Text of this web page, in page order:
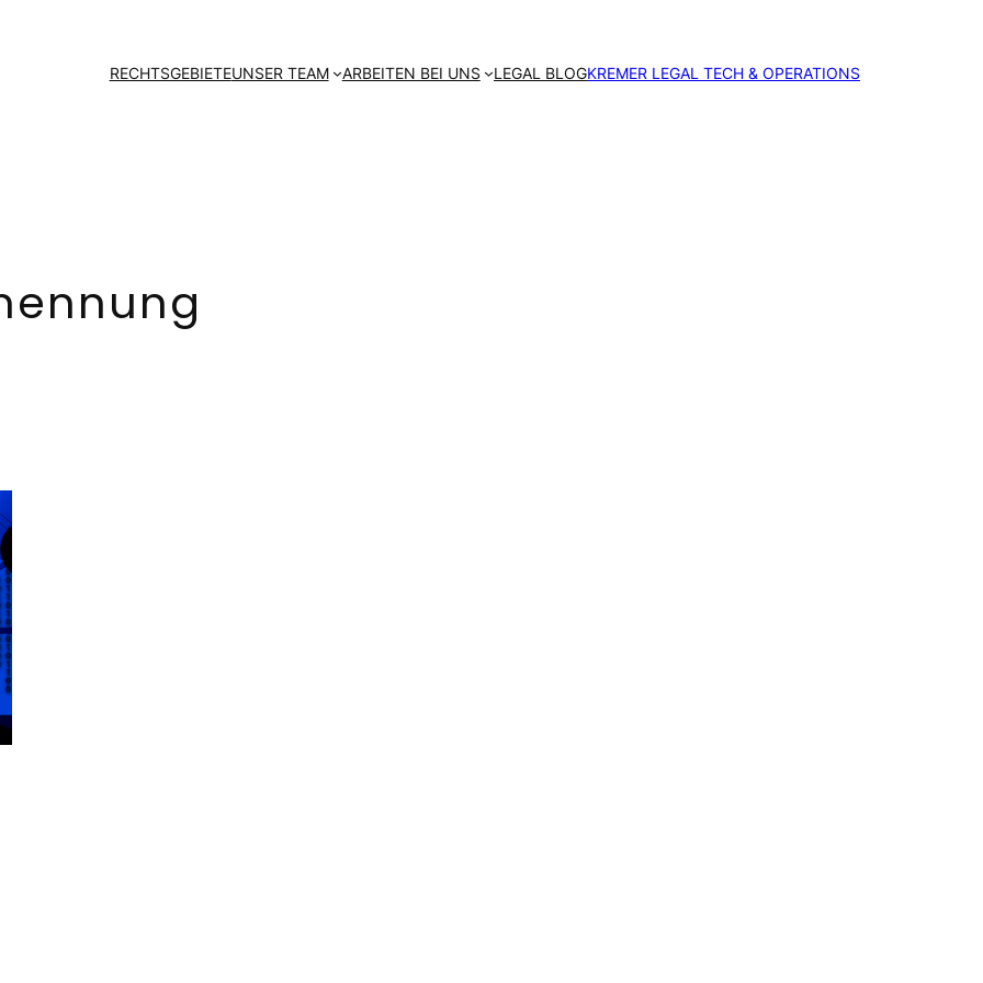
RECHTSGEBIETEUNSER TEAM ARBEITEN BEI UNS LEGAL BLOGKREMER LEGAL TECH & OPERATIONS